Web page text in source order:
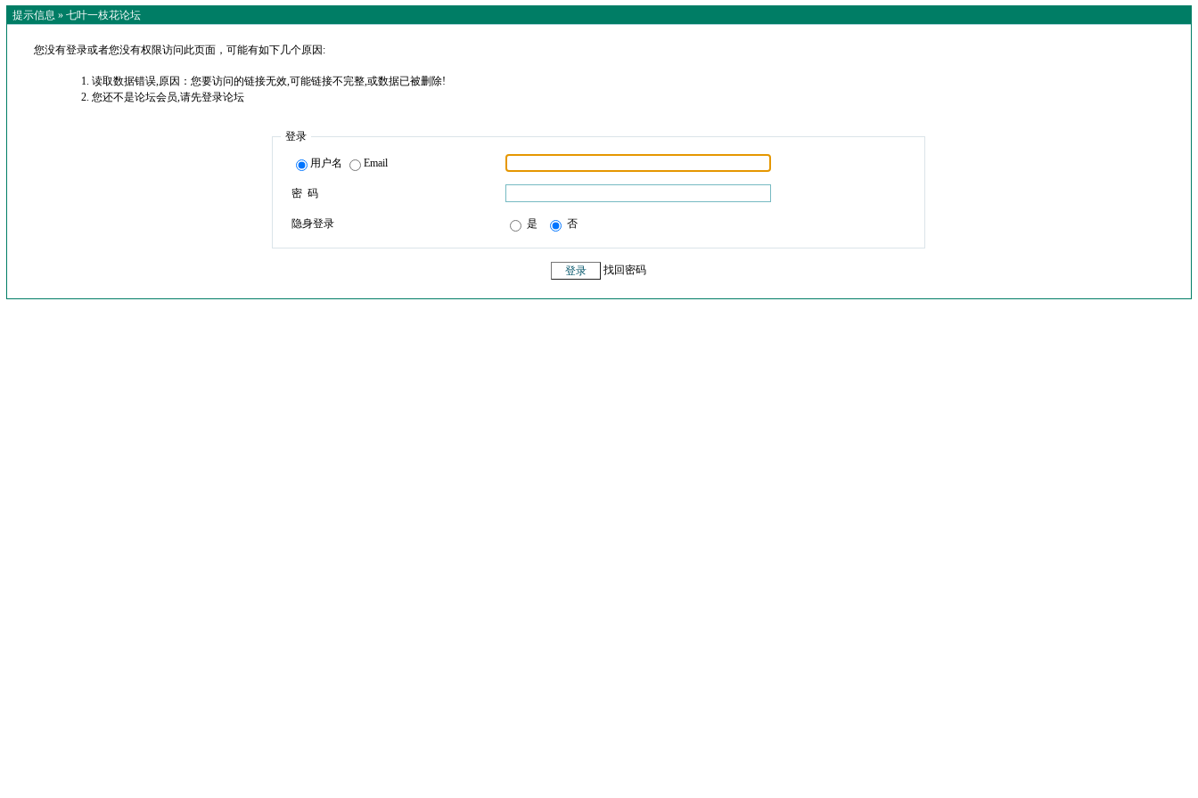
提示信息 » 七叶一枝花论坛
您没有登录或者您没有权限访问此页面，可能有如下几个原因:
读取数据错误,原因：您要访问的链接无效,可能链接不完整,或数据已被删除!
您还不是论坛会员,请先登录论坛
登录
用户名 Email
密 码
隐身登录 是 否
找回密码